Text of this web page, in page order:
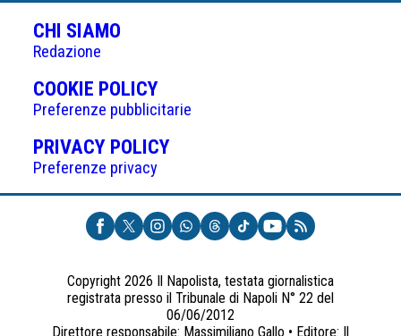
CHI SIAMO
Redazione
COOKIE POLICY(APRE
IN
UNA
NUOVA
Preferenze pubblicitarie
PRIVACY POLICY(APRE
UNA
NUOVA
SCHEDA)
Preferenze privacy
Copyright 2026 Il Napolista, testata giornalistica
registrata presso il Tribunale di Napoli N° 22 del
06/06/2012
Direttore responsabile: Massimiliano Gallo • Editore: Il